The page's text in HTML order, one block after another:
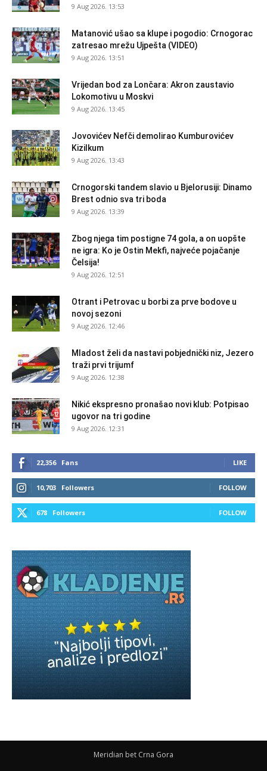
9 Aug 2026. 13:53
Matanović ušao sa klupe i pogodio: Crnogorac
zatresao mrežu Ujpešta (VIDEO)
9 Aug 2026. 13:51
Vrijedan bod za Lončara: Akron zaustavio
Lokomotivu u Moskvi
9 Aug 2026. 13:45
Jovovićev Nefči demolirao Kumburovićev
Kizilkum
9 Aug 2026. 13:43
Crnogorski tandem slavio u Bjelorusiji: Dinamo
Brest odnio sva tri boda
9 Aug 2026. 13:39
Zbog njega tim postigne 74 gola, a on uopšte
ne igra: Ko je Ostin Mekfi, najveće pojačanje
Čelsija!
9 Aug 2026. 12:51
Otrant i Petrovac u borbi za prve bodove u
novoj sezoni
9 Aug 2026. 12:46
Mladost želi da nastavi pobjednički niz, Jezero
traži prvi trijumf
9 Aug 2026. 12:38
Nikić ekspresno pronašao novi klub: Potpisao
ugovor na tri godine
9 Aug 2026. 12:31
22,356 Fans LIKE
10,703 Followers FOLLOW
678 Followers FOLLOW
Meridian bet Crna Gora